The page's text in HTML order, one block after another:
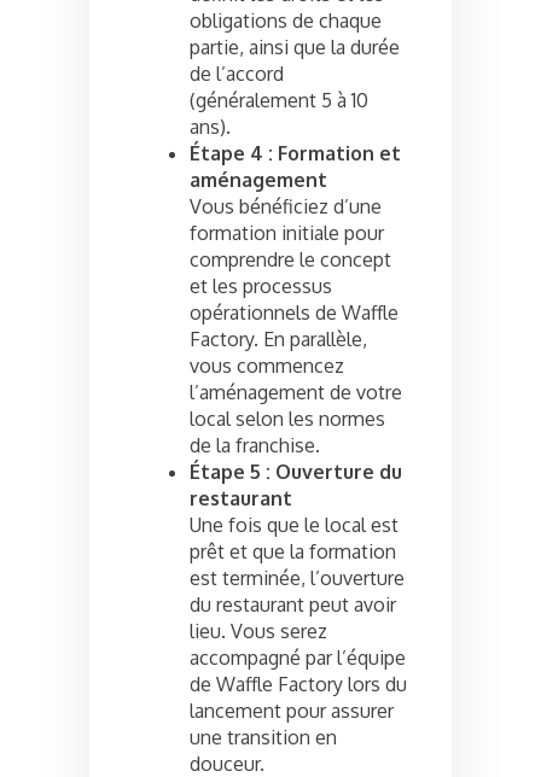
obligations de chaque
partie, ainsi que la durée
de l’accord
(généralement 5 à 10
ans).
Étape 4 : Formation et
aménagement
Vous bénéficiez d’une
formation initiale pour
comprendre le concept
et les processus
opérationnels de Waffle
Factory. En parallèle,
vous commencez
l’aménagement de votre
local selon les normes
de la franchise.
Étape 5 : Ouverture du
restaurant
Une fois que le local est
prêt et que la formation
est terminée, l’ouverture
du restaurant peut avoir
lieu. Vous serez
accompagné par l’équipe
de Waffle Factory lors du
lancement pour assurer
une transition en
douceur.